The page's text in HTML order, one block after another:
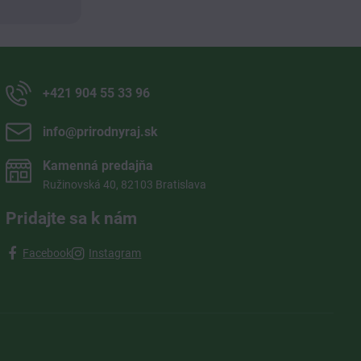
+421 904 55 33 96
info​@prirodnyraj​.sk
Kamenná predajňa
Ružinovská 40, 82103 Bratislava
Pridajte sa k nám
Facebook Instagram